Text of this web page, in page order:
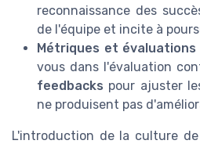
reconnaissance des
de l'équipe et incite à
Métriques et évaluations
vous dans l'évaluation
feedbacks pour ajuster
ne produisent pas
L'introduction de la culture de